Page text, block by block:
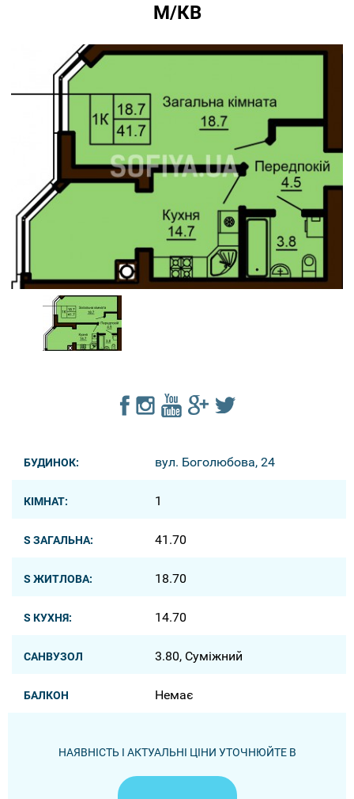
М/КВ
БУДИНОК: вул. Боголюбова, 24
КІМНАТ: 1
S ЗАГАЛЬНА: 41.70
S ЖИТЛОВА: 18.70
S КУХНЯ: 14.70
САНВУЗОЛ 3.80, Суміжний
БАЛКОН Немає
НАЯВНІСТЬ І АКТУАЛЬНІ ЦІНИ УТОЧНЮЙТЕ В